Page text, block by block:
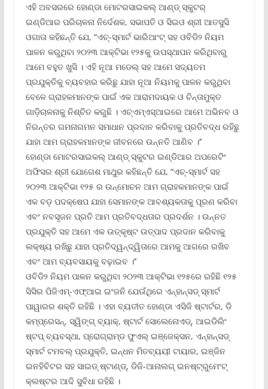
ଏହି ଅବସରରେ ହୋଣ୍ଡା ମୋଟରସାଇକଲ୍ ଆଣ୍ଡ୍ ସ୍କୁଟର୍
ଇଣ୍ଡିଆର ପରିଚାଳନା ନିର୍ଦେଶକ, ସଭାପତି ଓ ସିଇଓ ଶ୍ରୀ ଆତସୁସି
ଓଗାତା କହିଛନ୍ତି ଯେ, “ଏଚ୍‌-ସ୍ମାର୍ଟ ଭାରିଆଂଟ୍ ସହ ଓବିଡି୨ ନିୟମ
ପାଳନ କରୁଥିବା ୨୦୨୩ ଆକ୍ଟିଭା ୧୨୫କୁ ଉପସ୍ଥାପନ କରିଥିବାରୁ
ଆମେ ବହୁତ ଖୁସି । ଏହି ନୂଆ ମଡେଲ୍ ସହ ଆମେ ସଦ୍ୟତମ
ପ୍ରଯୁକ୍ତିକୁ ବ୍ୟବହାର କରିଛୁ ଯାହା ନୂଆ ନିୟମକୁ ପାଳନ କରୁଥିବା
ବେଳେ ଗ୍ରାହକମାନଙ୍କ ପାଇଁ ଏକ ଆରାମଦାୟକ ଓ ଚିନ୍ତାମୁକ୍ତ
ଗାଡ଼ିଚାଳନାକୁ ନିଶ୍ଚିତ କରୁଛି । ଏଚ୍‌ଏମ୍‌ଏସ୍‌ଆଇରେ ଆମେ ଅଭିନବ ଓ
ନିରନ୍ତର ଗମନାଗମନ ସମାଧାନ ପ୍ରଦାନ କରିବାକୁ ପ୍ରତିବଦ୍ଧ ରହିଛୁ
ଯାହା ଆମ ଗ୍ରାହକମାନଙ୍କ ଜୀବନରେ ଉନ୍ନତି ଆଣିବ ।’’
ହୋଣ୍ଡା ମୋଟରସାଇକଲ୍ ଆଣ୍ଡ୍ ସ୍କୁଟର ଇଣ୍ଡିଆର ଅପରେଟିଂ
ଅଫିସର ଶ୍ରୀ ଯୋଗେଶ ମାଥୁର କହିଛନ୍ତି ଯେ, “ଏଚ୍‌-ସ୍ମାର୍ଟ ସହ
୨୦୨୩ ଆକ୍ଟିଭା ୧୨୫ ର ଉନ୍ମୋଚନ ଆମ ଗ୍ରାହକମାନଙ୍କ ପାଇଁ
ଏକ ବଡ଼ ପଦକ୍ଷେପ ଯାହା ସେମାନଙ୍କ ଆବଶ୍ୟକତାକୁ ପୂରଣ କରିବା
ଏବଂ ନବସୃଜନ ପ୍ରତି ଆମ ପ୍ରତିବଦ୍ଧତାର ପ୍ରଦର୍ଶନ । ଉନ୍ନତ
ପ୍ରଯୁକ୍ତି ସହ ଆମେ ଏକ ଉତ୍କୃଷ୍ଟ ଉତ୍ପାଦ ପ୍ରଦାନ କରିବାକୁ
ଲକ୍ଷ୍ୟ ରଖିଛୁ ଯାହା ପ୍ରତିଦ୍ୱନ୍ଦ୍ୱିତାରେ ଆମକୁ ଆଗରେ ରଖିବ
ଏବଂ ଆମ ବ୍ୟବସାୟକୁ ବଢ଼ାଇବ ।’’
ଓବିଡି୨ ନିୟମ ପାଳନ କରୁଥିବା ୨୦୨୩ ଆକ୍ଟିଭା ୧୨୫ରେ ରହିଛି ୧୨୫
ସିସିର ପିଜିଏମ୍‌-ଏଫ୍‌ଆଇ ଇଂଜନି ଯେଉଁଥିରେ ଏନ୍‌ହାନ୍‌ସଡ୍ ସ୍ମାର୍ଟ
ପାୱାରର ଶକ୍ତି ରହିଛି । ଏହା ବ୍ୟତୀତ ହୋଣ୍ଡା ଏସିଜି ଷ୍ଟାର୍ଟର, ଡି
କମ୍ପ୍ରେସନ୍‌, ସ୍ୱିଙ୍ଗ୍ ବ୍ୟାକ୍‌, ଷ୍ଟାର୍ଟ ସୋଲେନୋଏଡ୍‌, ଆଇଡିଲିଂ
ଷ୍ଟପ୍ ବ୍ୟବସ୍ଥା, ପ୍ରୋଗ୍ରାମ୍‌ଡ ଫୁଏଲ୍ ଇଞ୍ଜେକ୍ସନ, ଏନ୍‌ହାନ୍‌ସଡ୍
ସ୍ମାର୍ଟ ଟମବଲ୍ ପ୍ରଯୁକ୍ତି, ଇନ୍ଧନ ମିତବ୍ୟୟୀ ଟାୟାର, ଇଞ୍ଜିନ
ଇନହିବିଟର ସହ ସାଇଡ୍ ଷ୍ଟାଣ୍ଡ୍‌, ଡିଜି-ଆନାଲଗ୍ ଇନଷ୍ଟ୍ରୁମେଂଟ୍
କ୍ଲଷ୍ଟର ଆଦି ସୁବିଧା ରହିଛି ।